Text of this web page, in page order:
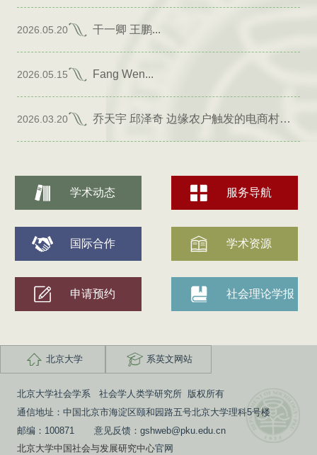
2026.05.20 干一卿 王鹏...
2026.05.15 Fang Wen...
2026.03.20 乔天宇 邱泽奇 边缘农户触发的电商村形成
学术动态 服务导航
国际合作 学术资源
申请预约 社会理论学报
北京大学 系英文网站
北京大学社会学系 社会学人类学研究所 版权所有
通信地址：中国北京市海淀区颐和园路五号北京大学理科5号楼
邮编：100871 意见反馈：gshweb@pku.edu.cn
北京大学中国社会与发展研究中心官网